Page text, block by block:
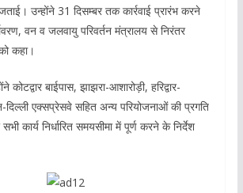
उन्होंने 31 दिसम्बर तक कार्रवाई प्रारंभ करने
वन व जलवायु परिवर्तन मंत्रालय से निरंतर
कहा।
कोटद्वार बाईपास, झाझरा-आशारोड़ी, हरिद्वार-
दिल्ली एक्सप्रेसवे सहित अन्य परियोजनाओं की प्रगति
कार्य निर्धारित समयसीमा में पूर्ण करने के निर्देश